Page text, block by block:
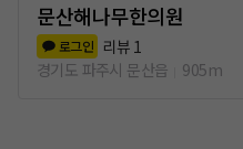
문산해나무한의원
로그인 리뷰 1
경기도 파주시 문산읍
905m